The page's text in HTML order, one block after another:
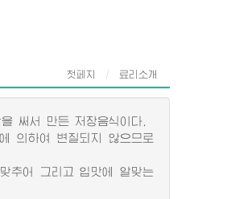
첫페지 료리소개
써서 만든 저장음식이다.
의하여 변질되지 않으므로
어 그리고 입맛에 알맞는